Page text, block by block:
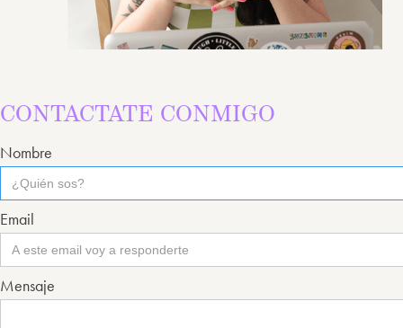
CONTACTATE CONMIGO
Nombre
Email
Mensaje